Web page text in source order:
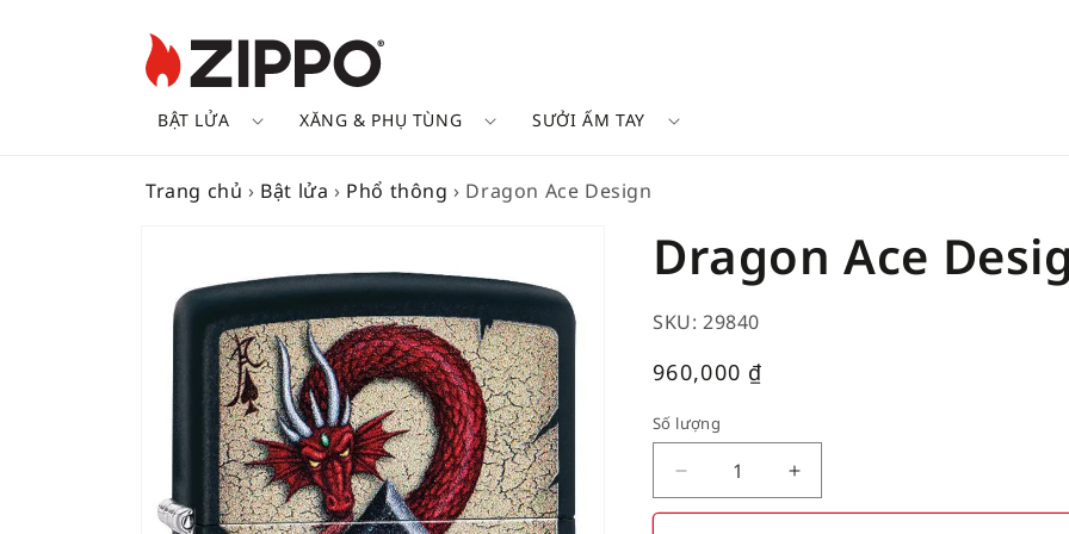
BẬT LỬA XĂNG & PHỤ TÙNG SƯỞI ẤM TAY
Trang chủ › Bật lửa › Phổ thông › Dragon Ace Design
INFORMATION
Dragon Ace
SKU: 29840
Giá
960,000 ₫
Số lượng
Decrease
quantity
Increase
quantity